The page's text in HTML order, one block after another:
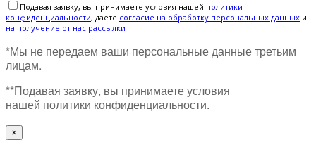
Подавая заявку, вы принимаете условия нашей политики
конфиденциальности, даёте cогласие на обработку персональных данных и
на получение от нас рассылки
*Мы не передаем ваши персональные данные третьим
лицам.
**Подавая заявку, вы принимаете условия
нашей политики конфиденциальности.
×